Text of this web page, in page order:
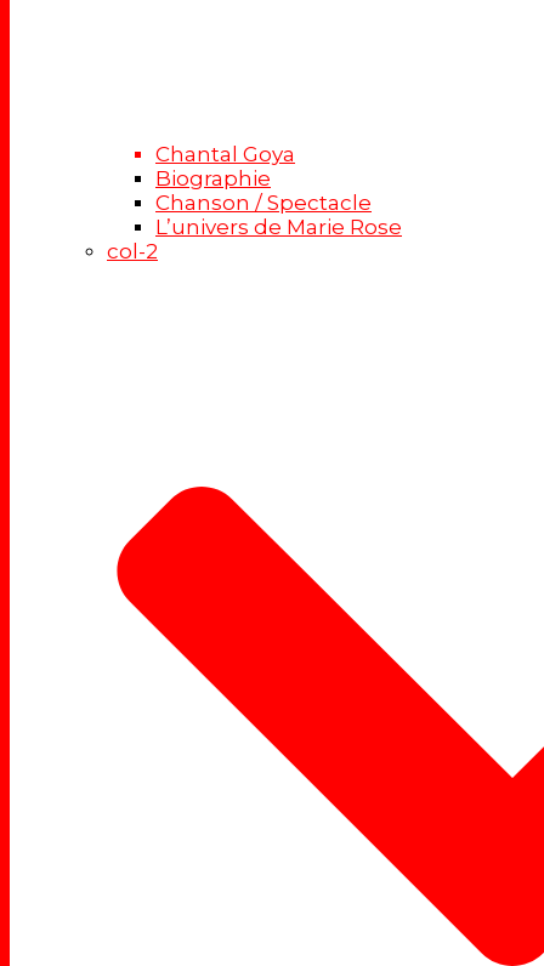
Chantal Goya
Biographie
Chanson / Spectacle
L’univers de Marie Rose
col-2